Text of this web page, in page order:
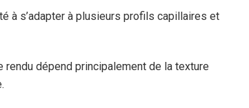
à s’adapter à plusieurs profils capillaires et
dépend principalement de la texture